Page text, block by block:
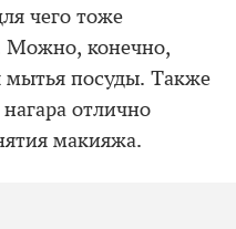
чего тоже
Можно, конечно,
мытья посуды. Также
отлично
макияжа.